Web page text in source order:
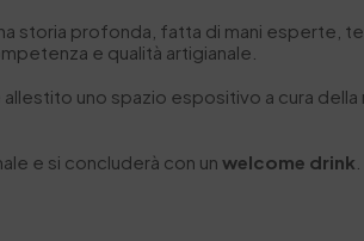
storia profonda, fatta di mani esperte,
e qualità artigianale.
uno spazio espositivo a cura
e si concluderà con unwelcome drink